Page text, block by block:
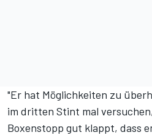
"Er hat Möglichkeiten zu
im dritten Stint mal
Boxenstopp gut klappt, dass